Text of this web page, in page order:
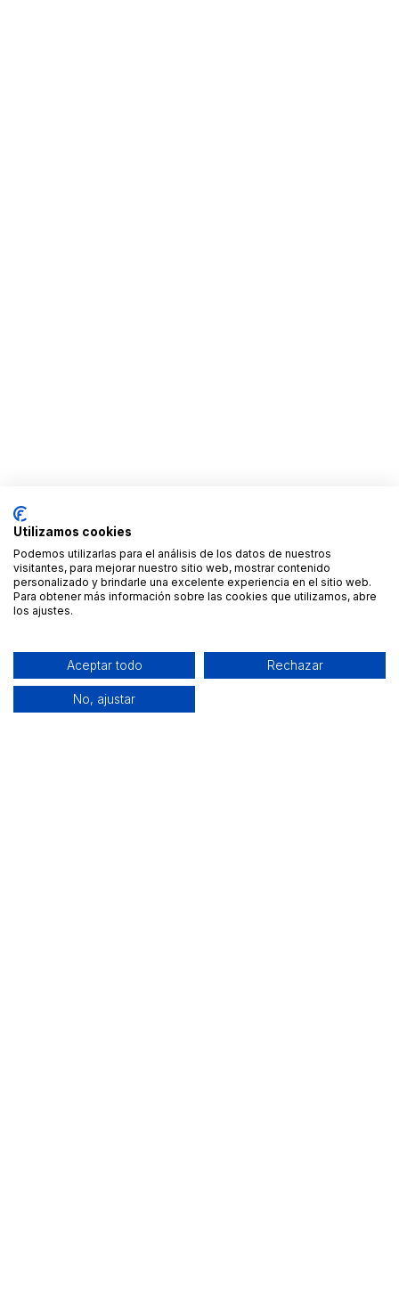
Utilizamos cookies
Podemos utilizarlas para el análisis de los datos de nuestros
visitantes, para mejorar nuestro sitio web, mostrar contenido
personalizado y brindarle una excelente experiencia en el sitio web.
Para obtener más información sobre las cookies que utilizamos, abre
los ajustes.
Aceptar todo Rechazar
No, ajustar